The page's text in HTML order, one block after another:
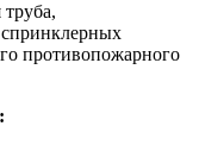
спринклерных
противопожарного